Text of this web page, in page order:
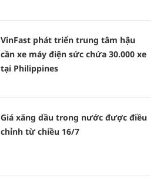
VinFast phát triển trung tâm hậu
cần xe máy điện sức chứa 30.000 xe
tại Philippines
Giá xăng dầu trong nước được điều
chỉnh từ chiều 16/7